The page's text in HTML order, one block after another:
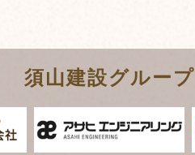
須山建設グループ